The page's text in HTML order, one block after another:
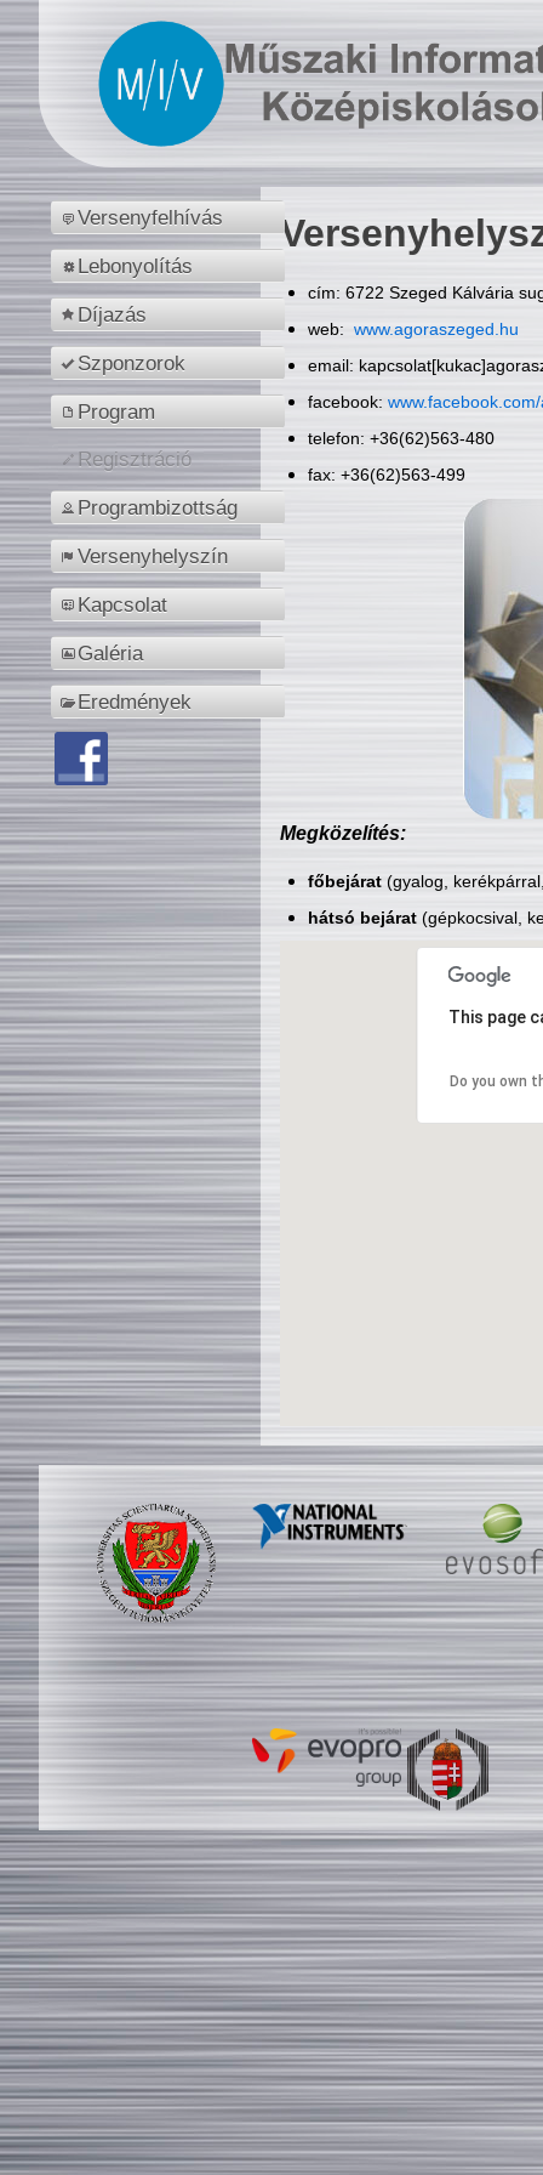
Versenyfelhívás
Lebonyolítás
Díjazás
Szponzorok
Program
Regisztráció
Programbizottság
Versenyhelyszín
Kapcsolat
Galéria
Eredmények
cím: 6722 Szeged Kálvária
web: www.agoraszeged.hu
email:
facebook:
telefon: +36(62)563-480
fax: +36(62)563-499
Megközelítés:
főbejárat(gyalog,
hátsó bejárat(gépkocsival,
This page
Do you own